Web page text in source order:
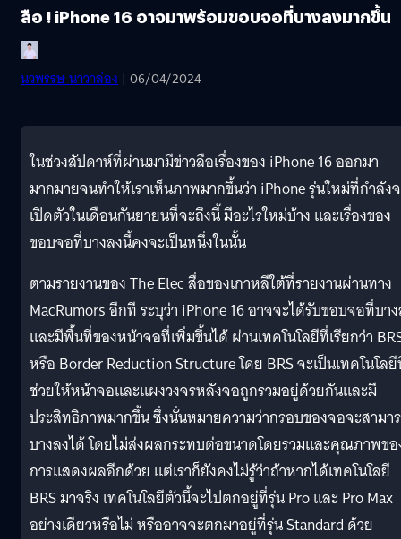
ลือ ! iPhone 16 อาจมาพร้อมขอบจอที่บางลงมากขึ้น
นวพรรษ นาวาล่อง | 06/04/2024
ในช่วงสัปดาห์ที่ผ่านมามีข่าวลือเรื่องของ iPhone 16 ออกมา
มากมายจนทำให้เราเห็นภาพมากขึ้นว่า iPhone รุ่นใหม่ที่กำลัง
เปิดตัวในเดือนกันยายนที่จะถึงนี้ มีอะไรใหม่บ้าง และเรื่องของ
ขอบจอที่บางลงนี้คงจะเป็นหนึ่งในนั้น
ตามรายงานของ The Elec สื่อของเกาหลีใต้ที่รายงานผ่านทาง
MacRumors อีกที ระบุว่า iPhone 16 อาจจะได้รับขอบจอที่บา
และมีพื้นที่ของหน้าจอที่เพิ่มขึ้นได้ ผ่านเทคโนโลยีที่เรียกว่า
หรือ Border Reduction Structure โดย BRS จะเป็นเทคโนโล
ช่วยให้หน้าจอและแผงวงจรหลังจอถูกรวมอยู่ด้วยกันและมี
ประสิทธิภาพมากขึ้น ซึ่งนั่นหมายความว่ากรอบของจอจะสามา
บางลงได้ โดยไม่ส่งผลกระทบต่อขนาดโดยรวมและคุณภาพข
การแสดงผลอีกด้วย แต่เราก็ยังคงไม่รู้ว่าถ้าหากได้เทคโนโลยี
BRS มาจริง เทคโนโลยีตัวนี้จะไปตกอยู่ที่รุ่น Pro และ Pro Max
อย่างเดียวหรือไม่ หรืออาจจะตกมาอยู่ที่รุ่น Standard ด้วย